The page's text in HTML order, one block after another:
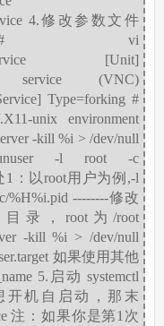
4.修改参数文件
~]# vi
[Unit]
service (VNC)
Type=forking #
unix environment
-kill %i > /dev/null
-l root -c
1：以root用户为例,-l
%H%i.pid --------修改
录，root为/root
-kill %i > /dev/null
如果使用其他
5.启动 systemctl
想开机自启动，那末
注：如果你是第1次